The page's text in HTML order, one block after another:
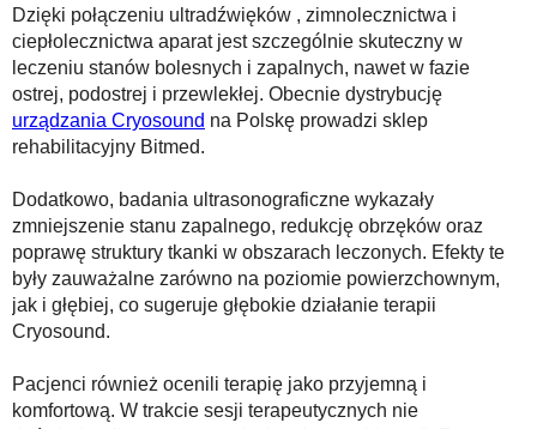
Dzięki połączeniu ultradźwięków , zimnolecznictwa i
ciepłolecznictwa aparat jest szczególnie skuteczny w
leczeniu stanów bolesnych i zapalnych, nawet w fazie
ostrej, podostrej i przewlekłej. Obecnie dystrybucję
urządzania Cryosound na Polskę prowadzi sklep
rehabilitacyjny Bitmed.
Dodatkowo, badania ultrasonograficzne wykazały
zmniejszenie stanu zapalnego, redukcję obrzęków oraz
poprawę struktury tkanki w obszarach leczonych. Efekty te
były zauważalne zarówno na poziomie powierzchownym,
jak i głębiej, co sugeruje głębokie działanie terapii
Cryosound.
Pacjenci również ocenili terapię jako przyjemną i
komfortową. W trakcie sesji terapeutycznych nie